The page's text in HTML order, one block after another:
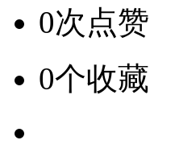
0次点赞
0个收藏